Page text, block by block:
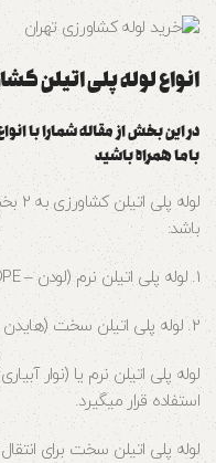
انواع لوله پلی اتیلن
در این بخش از مقاله شمارا با
باما همراه باشید
باشد:
1. لوله پلی اتیلن نرم (لودن – LDPE) یا PE40
2. لوله پلی اتیلن سخت (هایدن – HDPE) یا PE100 و PE80
لوله پلی اتیلن نرم یا (نوار
استفاده قرار میگیرد.
لوله پلی اتیلن سخت برای